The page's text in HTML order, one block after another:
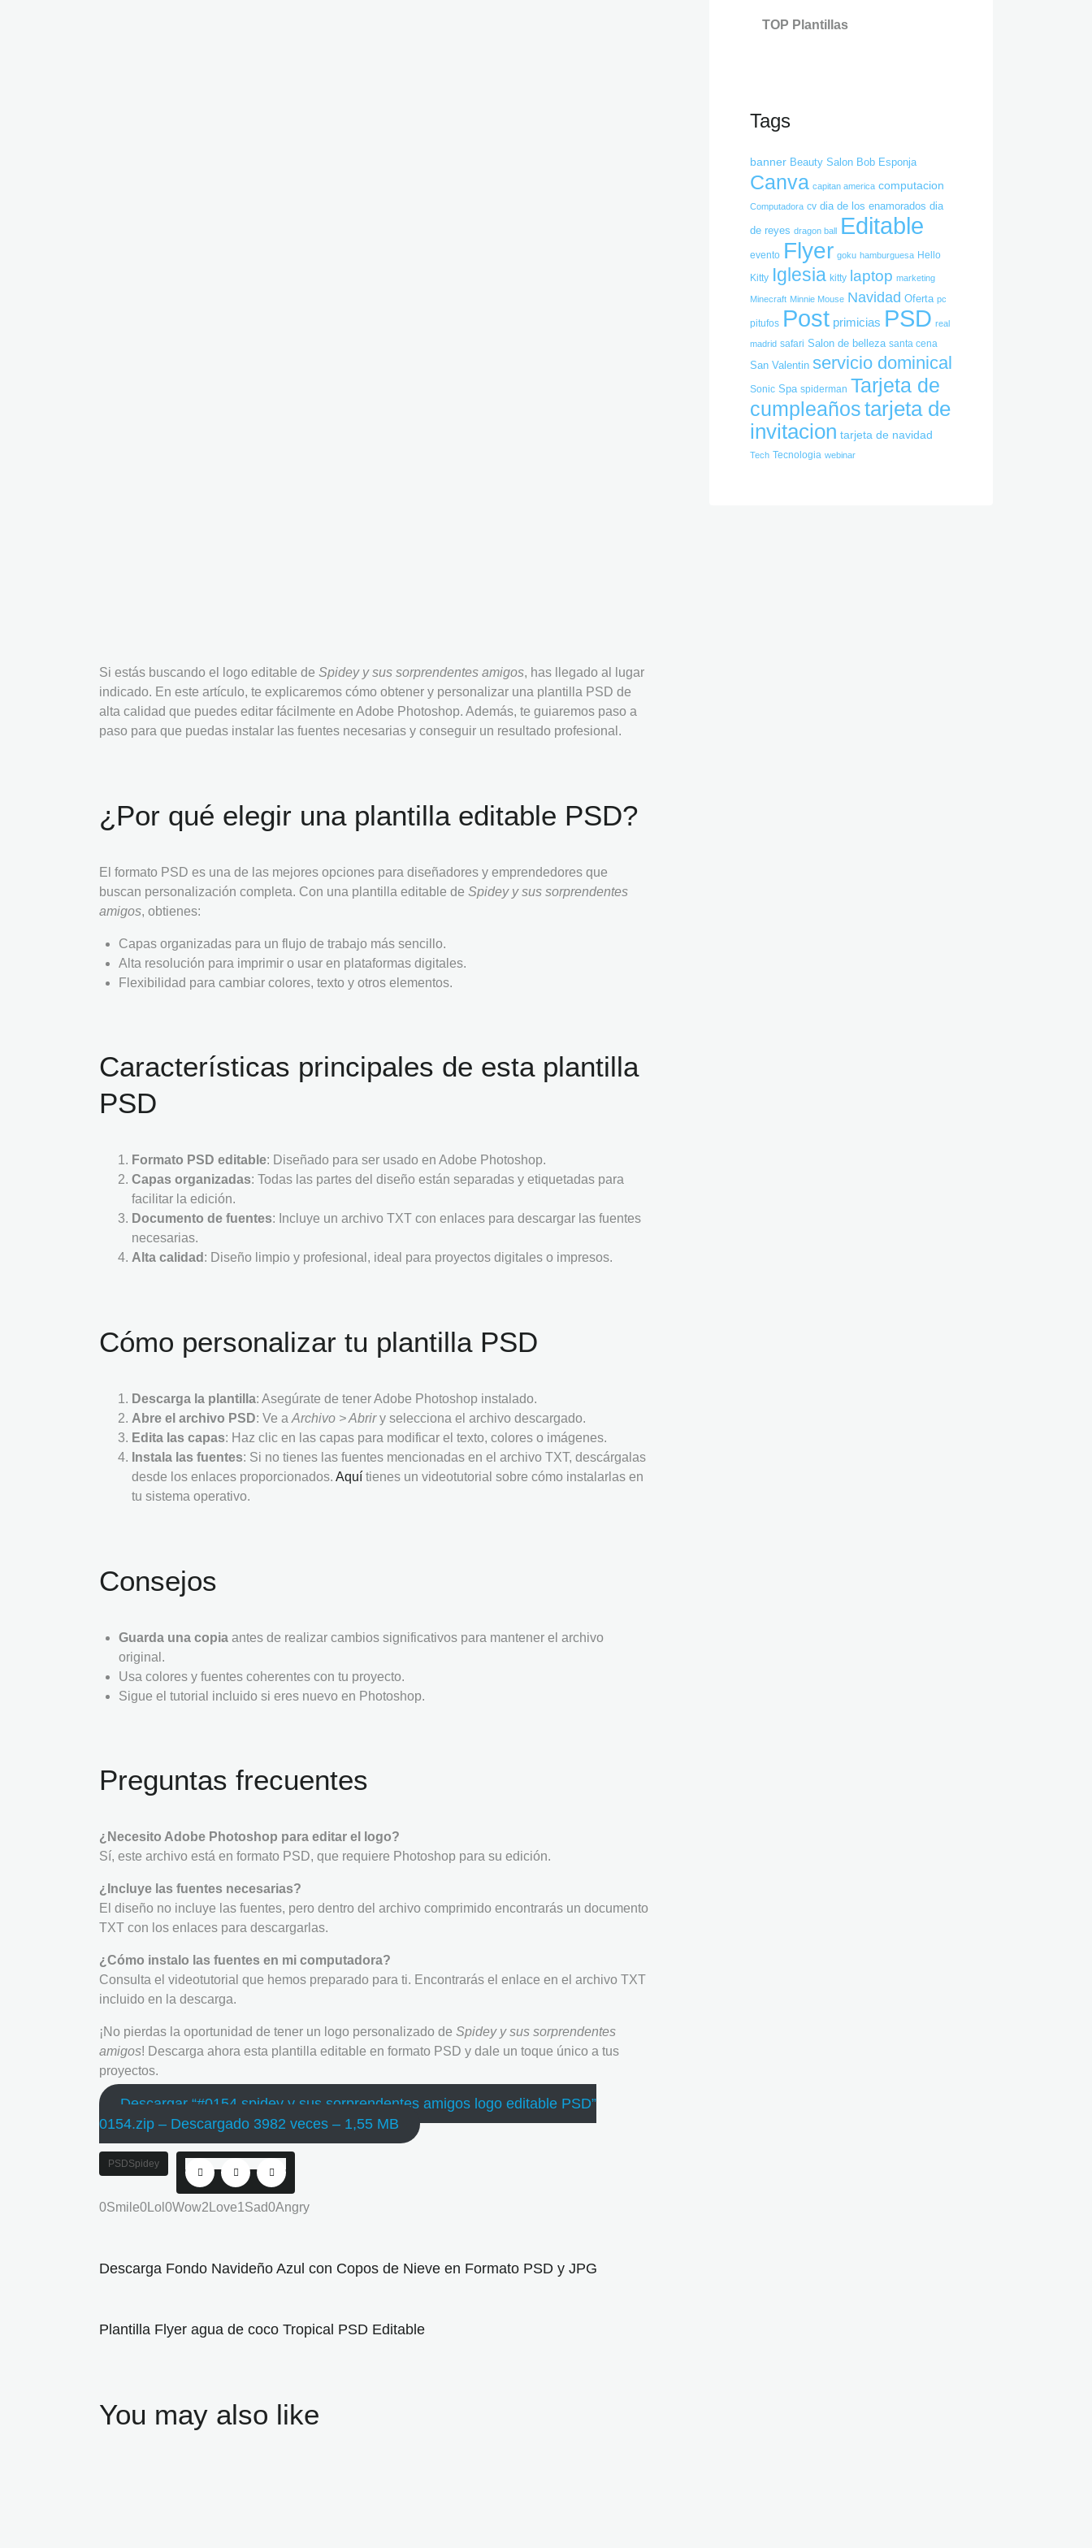
Si estás buscando el logo editable de Spidey y sus sorprendentes amigos, has llegado al lugar
indicado. En este artículo, te explicaremos cómo obtener y personalizar una plantilla PSD de
alta calidad que puedes editar fácilmente en Adobe Photoshop. Además, te guiaremos paso a
paso para que puedas instalar las fuentes necesarias y conseguir un resultado profesional.
¿Por qué elegir una plantilla editable PSD?
El formato PSD es una de las mejores opciones para diseñadores y emprendedores que
buscan personalización completa. Con una plantilla editable de Spidey y sus sorprendentes
amigos, obtienes:
Capas organizadas para un flujo de trabajo más sencillo.
Alta resolución para imprimir o usar en plataformas digitales.
Flexibilidad para cambiar colores, texto y otros elementos.
Características principales de esta plantilla
PSD
Formato PSD editable: Diseñado para ser usado en Adobe Photoshop.
Capas organizadas: Todas las partes del diseño están separadas y etiquetadas para
facilitar la edición.
Documento de fuentes: Incluye un archivo TXT con enlaces para descargar las fuentes
necesarias.
Alta calidad : Diseño limpio y profesional, ideal para proyectos digitales o impresos.
Cómo personalizar tu plantilla PSD
Descarga la plantilla: Asegúrate de tener Adobe Photoshop instalado.
Abre el archivo PSD: Ve a Archivo > Abriry selecciona el archivo descargado.
Edita las capas: Haz clic en las capas para modificar el texto, colores o imágenes.
Instala las fuentes: Si no tienes las fuentes mencionadas en el archivo TXT, descárgalas
desde los enlaces proporcionados. Aquí tienes un videotutorial sobre cómo instalarlas en
tu sistema operativo.
Consejos
Guarda una copia antes de realizar cambios significativos para mantener el archivo
original.
Usa colores y fuentes coherentes con tu proyecto.
Sigue el tutorial incluido si eres nuevo en Photoshop.
Preguntas frecuentes
¿Necesito Adobe Photoshop para editar el logo?
Sí, este archivo está en formato PSD, que requiere Photoshop para su edición.
¿Incluye las fuentes necesarias?
El diseño no incluye las fuentes, pero dentro del archivo comprimido encontrarás un documento
TXT con los enlaces para descargarlas.
¿Cómo instalo las fuentes en mi computadora?
Consulta el videotutorial que hemos preparado para ti. Encontrarás el enlace en el archivo TXT
incluido en la descarga.
¡No pierdas la oportunidad de tener un logo personalizado de Spidey y sus sorprendentes
amigos! Descarga ahora esta plantilla editable en formato PSD y dale un toque único a tus
proyectos.
Descargar “#0154 spidey y sus sorprendentes amigos logo editable PSD”
0154.zip – Descargado 3982 veces – 1,55 MB
PSDSpidey
0Smile0Lol 0Wow2 Love1Sad0Angry
Descarga Fondo Navideño Azul con Copos de Nieve en Formato PSD y JPG
Plantilla Flyer agua de coco Tropical PSD Editable
You may also like
TOP Plantillas
Tags
banner Beauty Salon Bob Esponja
Canva capitan america computacion
Computadora cv dia de los enamorados dia
de reyes dragon ball Editable
evento Flyer goku hamburguesa Hello
Kitty Iglesia kitty laptop marketing
Minecraft Minnie Mouse Navidad Oferta pc
pitufos Post primicias PSD real
madrid safari Salon de belleza santa cena
San Valentin servicio dominical
Sonic Spa spiderman Tarjeta de
cumpleañostarjeta de
invitacion tarjeta de navidad
Tech Tecnologia webinar